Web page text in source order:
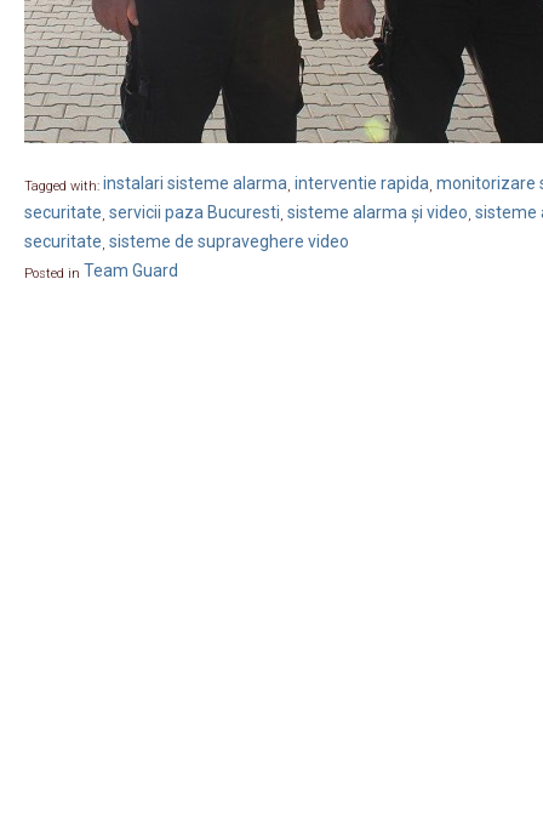
Tagged with: instalari sisteme alarma interventie rapida monitorizare
securitate servicii paza Bucuresti sisteme alarma și video sisteme
securitate sisteme de supraveghere video
Posted in Team Guard